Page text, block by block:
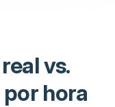
vs.
hora